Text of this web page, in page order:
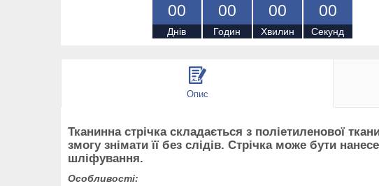
00
Днів
00
Годин
00
Хвилин
00
Секунд
Опис
Тканинна стрічка складається з поліетиленової
змогу знімати її без слідів. Стрічка може бути
шліфування.
Особливості: